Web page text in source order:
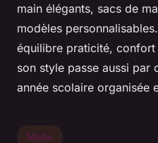
main élégants, sacs de
modèles
équilibre praticité, confort
son style passe aussi
année scolaire organisée
Mode